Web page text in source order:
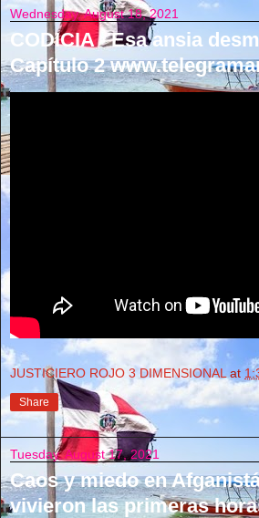
Wednesday, August 18, 2021
CODICIA - Esa ansia
Capítulo 2
JUSTICIERO ROJO 3 DIMENSIONAL at
Share
Tuesday, August 17, 2021
Caos y miedo en
vivieron las primeras